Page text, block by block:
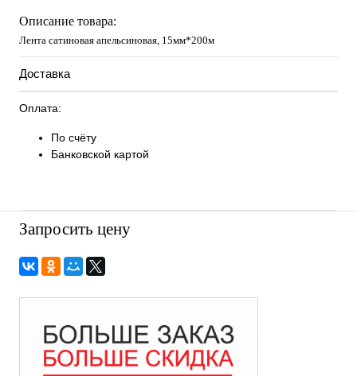
Описание товара:
Лента сатиновая апельсиновая, 15мм*200м
Доставка
Оплата:
По счёту
Банковской картой
Запросить цену